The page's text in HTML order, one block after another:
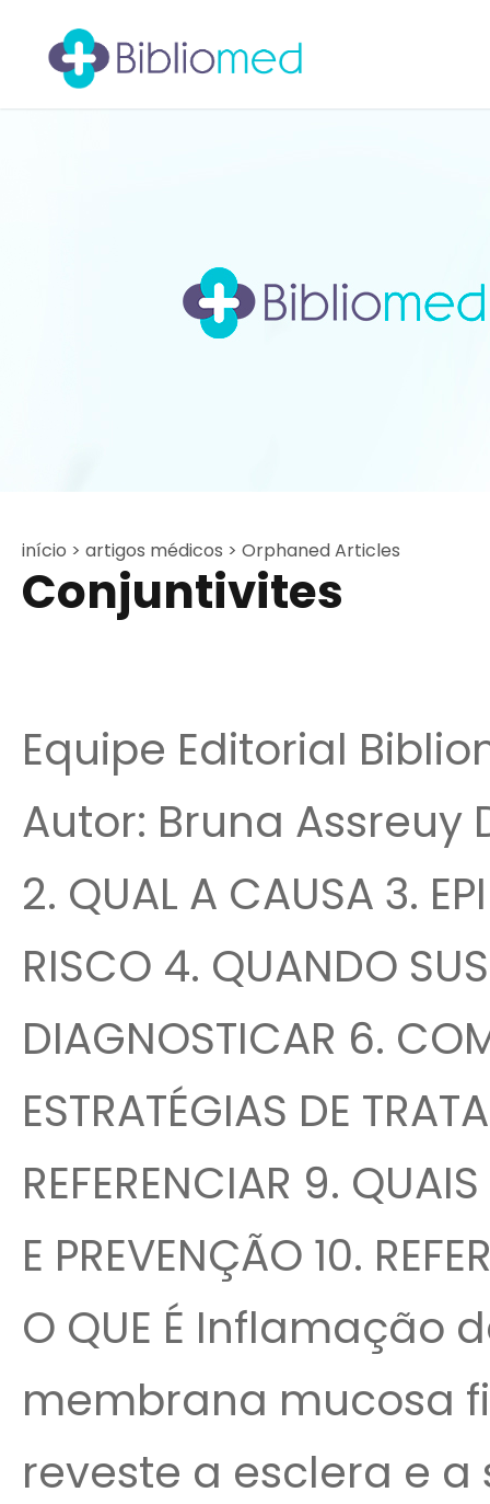
início > artigos médicos > Orphaned Articles
Conjuntivites
Equipe Editorial
Autor: Bruna Assreuy
2. QUAL A CAUSA 3.
RISCO 4. QUANDO
DIAGNOSTICAR 6.
ESTRATÉGIAS DE
REFERENCIAR 9.
E PREVENÇÃO 10.
O QUE É Inflamação
membrana mucosa
reveste a esclera e